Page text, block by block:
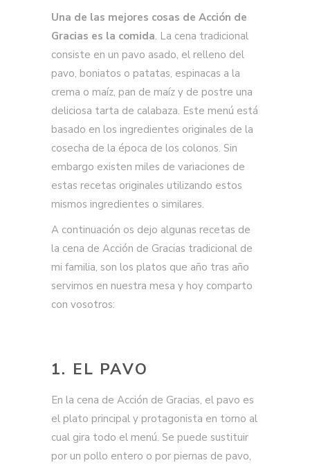
Una de las mejores cosas de Acción de
Gracias es la comida. La cena tradicional
consiste en un pavo asado, el relleno del
pavo, boniatos o patatas, espinacas a la
crema o maíz, pan de maíz y de postre una
deliciosa tarta de calabaza. Este menú está
basado en los ingredientes originales de la
cosecha de la época de los colonos. Sin
embargo existen miles de variaciones de
estas recetas originales utilizando estos
mismos ingredientes o similares.
A continuación os dejo algunas recetas de
la cena de Acción de Gracias tradicional de
mi familia, son los platos que año tras año
servimos en nuestra mesa y hoy comparto
con vosotros:
1. EL PAVO
En la cena de Acción de Gracias, el pavo es
el plato principal y protagonista en torno al
cual gira todo el menú. Se puede sustituir
por un pollo entero o por piernas de pavo,